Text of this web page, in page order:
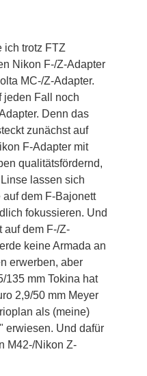
ich trotz FTZ
Nikon F-/Z-Adapter
MC-/Z-Adapter.
jeden Fall noch
Denn das
zunächst auf
F-Adapter mit
qualitätsfördernd,
lassen sich
auf dem F-Bajonett
fokussieren. Und
auf dem F-/Z-
keine Armada an
erwerben, aber
135 mm Tokina hat
2,9/50 mm Meyer
als (meine)
erwiesen. Und dafür
M42-/Nikon Z-